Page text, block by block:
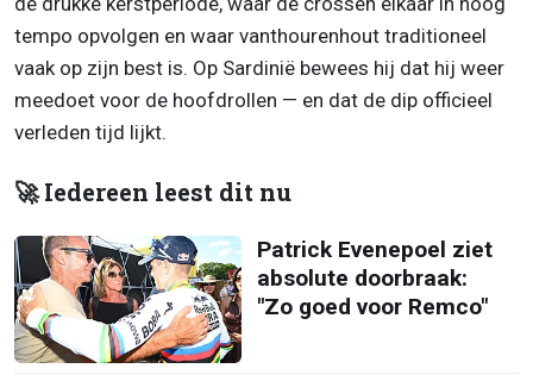
tempo opvolgen en waar vanthourenhout traditioneel
vaak op zijn best is. Op Sardinië bewees hij dat hij weer
meedoet voor de hoofdrollen — en dat de dip officieel
verleden tijd lijkt.
🚀 Iedereen leest dit nu
Patrick Evenepoel ziet
absolute doorbraak:
"Zo goed voor Remco"